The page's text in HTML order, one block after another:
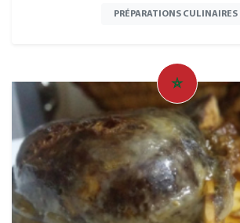
PRÉPARATIONS CULINAIRES